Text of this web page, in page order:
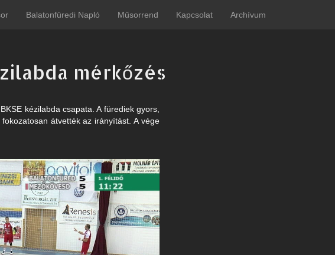
Balatonfüredi Napló Műsorrend Kapcsolat Archívum
mérkőzés
kézilabda csapata. A fürediek gyors,
átvették az irányítást. A vége